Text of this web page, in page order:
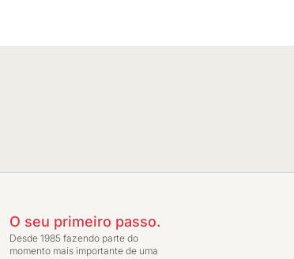
O seu primeiro passo.
Desde 1985 fazendo parte do
momento mais importante de uma